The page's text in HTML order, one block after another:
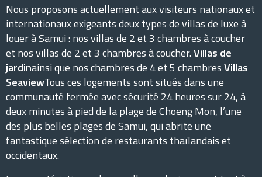
Nous proposons actuellement aux visiteurs nationaux et
internationaux exigeants deux types de villas de luxe à
louer à Samui : nos villas de 2 et 3 chambres à coucher
et nos villas de 2 et 3 chambres à coucher.Villas de
jardinainsi que nos chambres de 4 et 5 chambresVillas
SeaviewTous ces logements sont situés dans une
communauté fermée avec sécurité 24 heures sur 24, à
deux minutes à pied de la plage de Choeng Mon, l’une
des plus belles plages de Samui, qui abrite une
fantastique sélection de restaurants thaïlandais et
occidentaux.